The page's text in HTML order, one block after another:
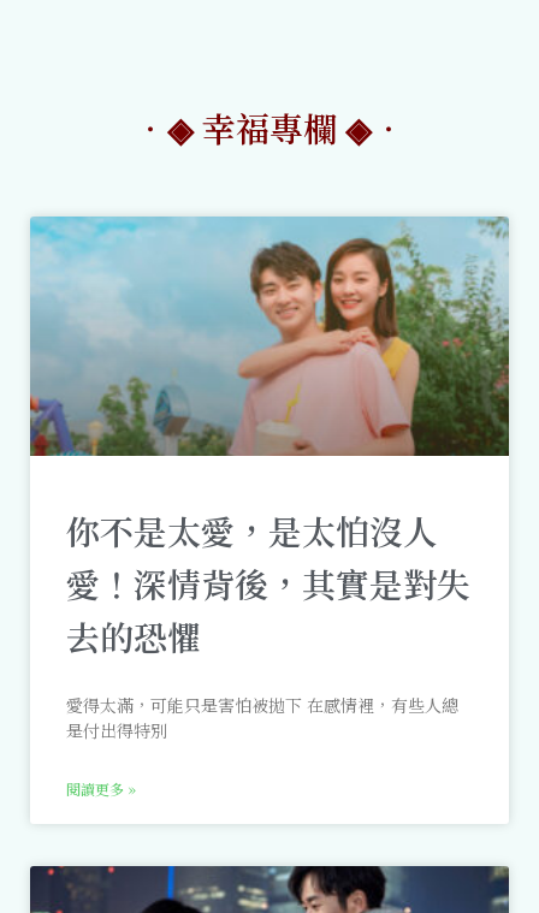
‧◈ 幸福專欄 ◈‧
你不是太愛，是太怕沒人
愛！深情背後，其實是對失
去的恐懼
愛得太滿，可能只是害怕被拋下 在感情裡，有些人總
是付出得特別
閱讀更多 »